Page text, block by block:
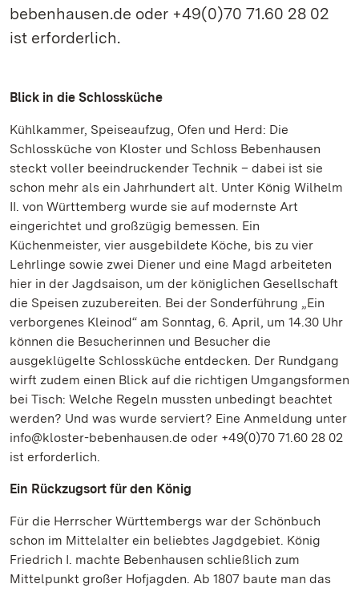
bebenhausen.de oder +49(0)70 71.60 28 02
ist erforderlich.
Blick in die Schlossküche
Kühlkammer, Speiseaufzug, Ofen und Herd: Die
Schlossküche von Kloster und Schloss Bebenhausen
steckt voller beeindruckender Technik – dabei ist sie
schon mehr als ein Jahrhundert alt. Unter König Wilhelm
II. von Württemberg wurde sie auf modernste Art
eingerichtet und großzügig bemessen. Ein
Küchenmeister, vier ausgebildete Köche, bis zu vier
Lehrlinge sowie zwei Diener und eine Magd arbeiteten
hier in der Jagdsaison, um der königlichen Gesellschaft
die Speisen zuzubereiten. Bei der Sonderführung „Ein
verborgenes Kleinod“ am Sonntag, 6. April, um 14.30 Uhr
können die Besucherinnen und Besucher die
ausgeklügelte Schlossküche entdecken. Der Rundgang
wirft zudem einen Blick auf die richtigen Umgangsformen
bei Tisch: Welche Regeln mussten unbedingt beachtet
werden? Und was wurde serviert? Eine Anmeldung unter
info@kloster-bebenhausen.de oder +49(0)70 71.60 28 02
ist erforderlich.
Ein Rückzugsort für den König
Für die Herrscher Württembergs war der Schönbuch
schon im Mittelalter ein beliebtes Jagdgebiet. König
Friedrich I. machte Bebenhausen schließlich zum
Mittelpunkt großer Hofjagden. Ab 1807 baute man das